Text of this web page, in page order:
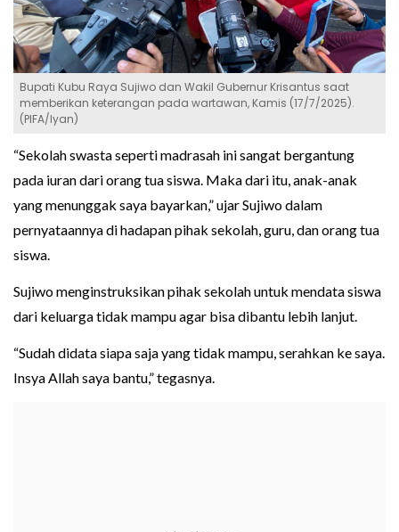
Bupati Kubu Raya Sujiwo dan Wakil Gubernur Krisantus saat
memberikan keterangan pada wartawan, Kamis (17/7/2025).
(PIFA/Iyan)
“Sekolah swasta seperti madrasah ini sangat bergantung
pada iuran dari orang tua siswa. Maka dari itu, anak-anak
yang menunggak saya bayarkan,” ujar Sujiwo dalam
pernyataannya di hadapan pihak sekolah, guru, dan orang tua
siswa.
Sujiwo menginstruksikan pihak sekolah untuk mendata siswa
dari keluarga tidak mampu agar bisa dibantu lebih lanjut.
“Sudah didata siapa saja yang tidak mampu, serahkan ke saya.
Insya Allah saya bantu,” tegasnya.